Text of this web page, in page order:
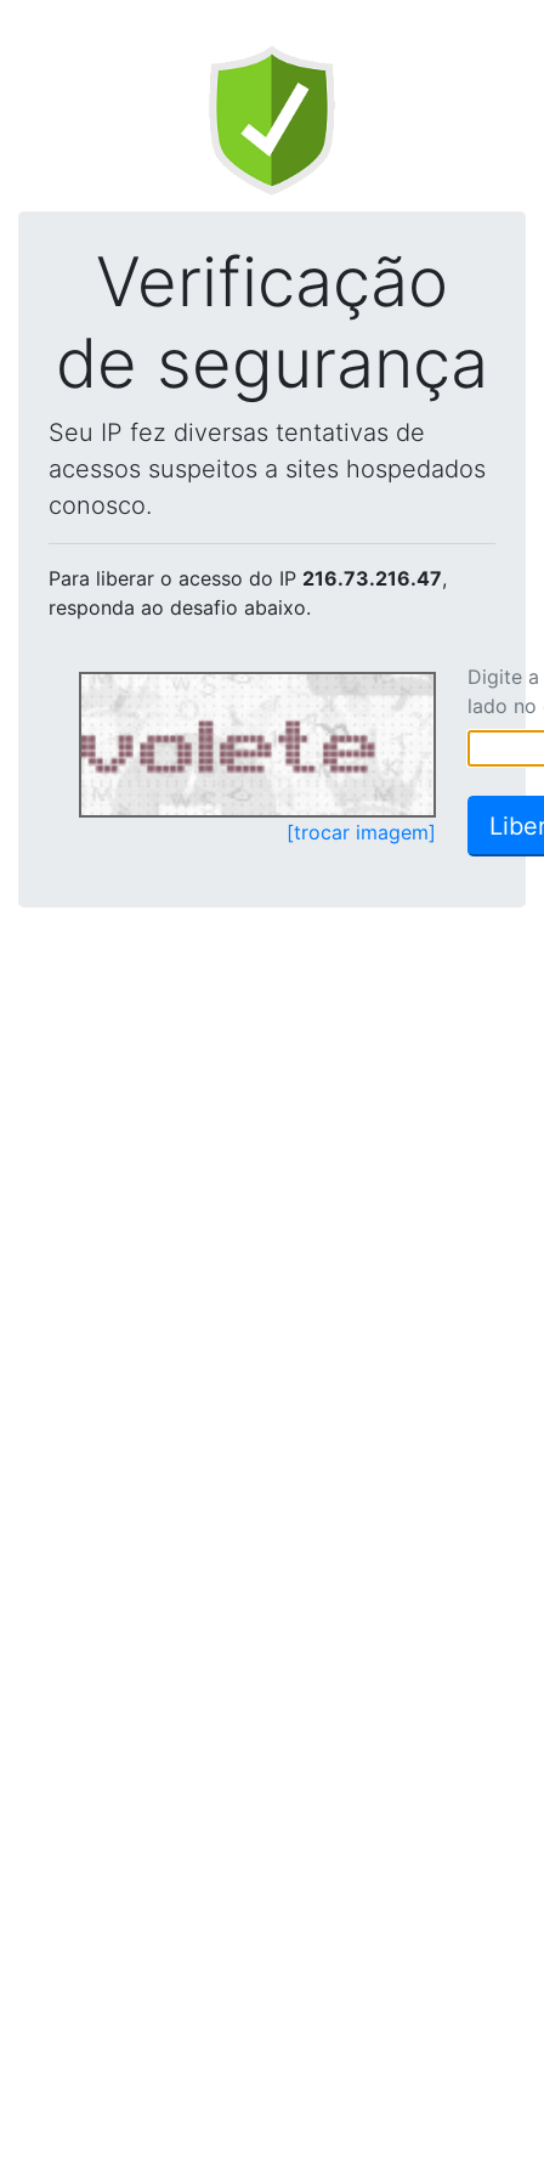
Verificação
de segurança
Seu IP fez diversas tentativas de
acessos suspeitos a sites hospedados
conosco.
Para liberar o acesso do IP 216.73.216.47,
responda ao desafio abaixo.
[trocar imagem]
Digite
lado no